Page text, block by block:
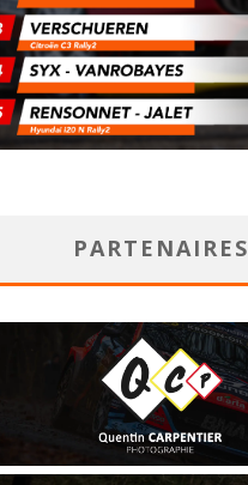
PARTENAIRES